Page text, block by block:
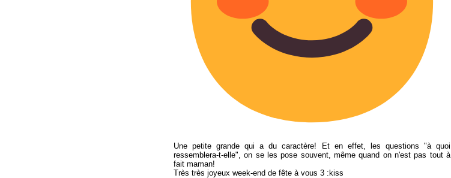
Une petite grande qui a du caractère! Et en effet, les questions "à quoi
ressemblera-t-elle", on se les pose souvent, même quand on n'est pas tout à
fait maman!
Très très joyeux week-end de fête à vous 3 :kiss